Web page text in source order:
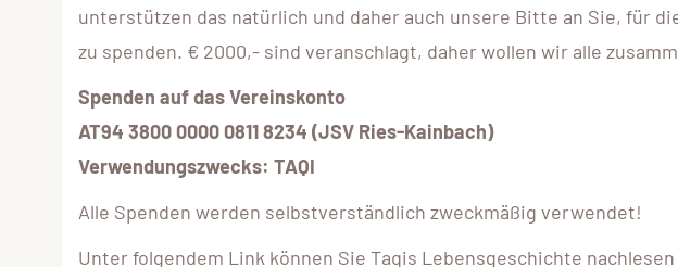
unterstützen das natürlich und daher auch unsere Bitte an Sie, für
zu spenden. € 2000,- sind veranschlagt, daher wollen wir alle
Spenden auf das Vereinskonto
AT94 3800 0000 0811 8234 (JSV Ries-Kainbach)
Verwendungszwecks: TAQI
Alle Spenden werden selbstverständlich zweckmäßig verwendet!
Unter folgendem Link können Sie Taqis Lebensgeschichte